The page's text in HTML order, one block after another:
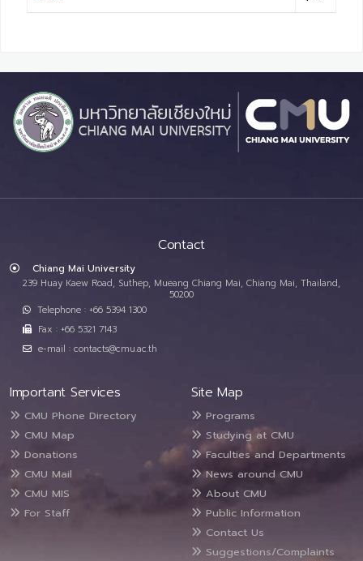
Contact
Chiang Mai University
239 Huay Kaew Road, Suthep, Mueang Chiang Mai, Chiang Mai, Thailand,
50200
Telephone : +66 5394 1300
Fax : +66 5321 7143
e-mail : contacts@cmu.ac.th
Important Services
CMU Phone Directory
CMU Map
Donations
CMU Mail
CMU MIS
For Staff
Site Map
Programs
Studying at CMU
Faculties and Departments
News around CMU
About CMU
Public Information
Contact Us
Suggestions/Complaints